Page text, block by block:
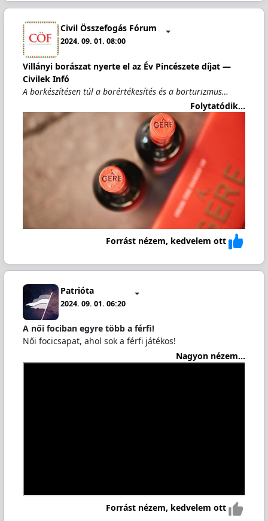
Civil Összefogás Fórum
2024. 09. 01. 08:00
Villányi borászat nyerte el az Év Pincészete díjat —
Civilek Infó
A borkészítésen túl a borértékesítés és a borturizmus…
Folytatódik...
Forrást nézem, kedvelem ott
Patrióta
2024. 09. 01. 06:20
A női fociban egyre több a férfi!
Női focicsapat, ahol sok a férfi játékos!
Nagyon nézem...
Forrást nézem, kedvelem ott